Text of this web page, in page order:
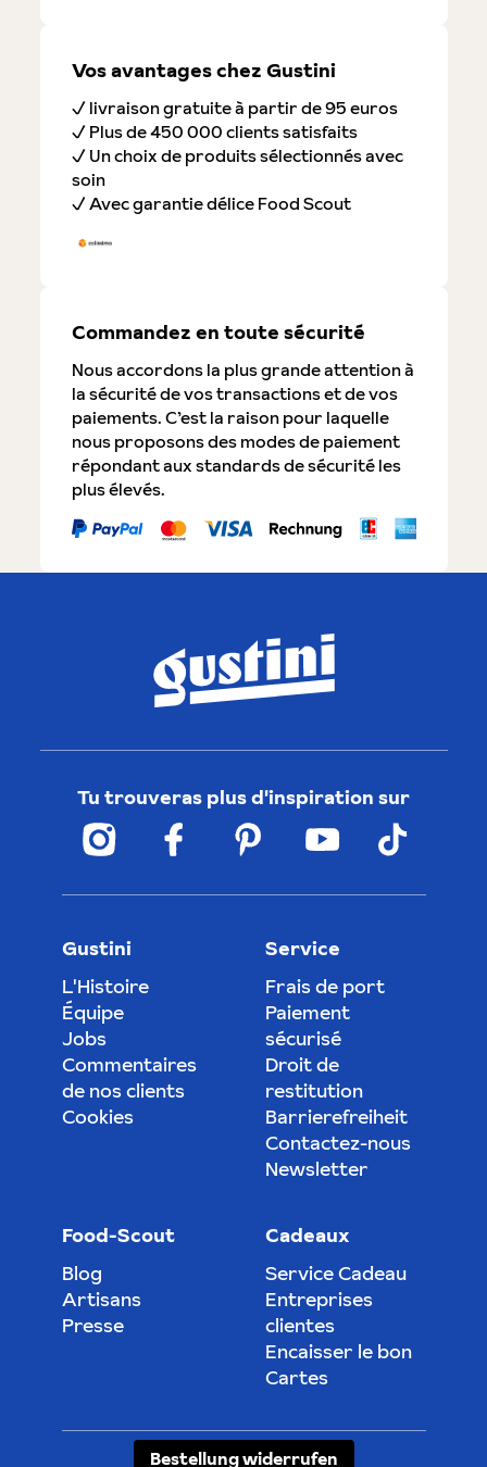
Vos avantages chez Gustini
✓ livraison gratuite à partir de 95 euros
✓ Plus de 450 000 clients satisfaits
✓ Un choix de produits sélectionnés avec
soin
✓ Avec garantie délice Food Scout
Commandez en toute sécurité
Nous accordons la plus grande attention à
la sécurité de vos transactions et de vos
paiements. C’est la raison pour laquelle
nous proposons des modes de paiement
répondant aux standards de sécurité les
plus élevés.
Tu trouveras plus d'inspiration sur
Gustini
L'Histoire
Équipe
Jobs
Commentaires
de nos clients
Cookies
Service
Frais de port
Paiement
sécurisé
Droit de
restitution
Barrierefreiheit
Contactez-nous
Newsletter
Food-Scout
Blog
Artisans
Presse
Cadeaux
Service Cadeau
Entreprises
clientes
Encaisser le bon
Cartes
Bestellung widerrufen